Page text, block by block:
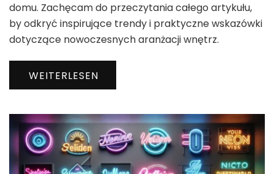
domu. Zachęcam do przeczytania całego artykułu,
by odkryć inspirujące trendy i praktyczne wskazówki
dotyczące nowoczesnych aranżacji wnętrz.
WEITERLESEN